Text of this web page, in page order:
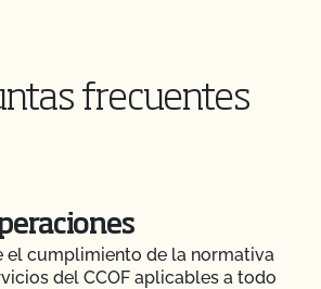
frecuentes
el cumplimiento de la normativa
del CCOF aplicables a todo
mis insumos agrícolas o de
formación individualizada
su Plan de Sistema
sistemas!